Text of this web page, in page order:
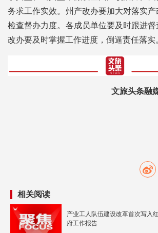
务求工作实效。州产改办要加大对落实
检查督办力度。各成员单位要及时跟进
改办要及时掌握工作进度，倒逼责任落实
文旅头条融
相关阅读
产业工人队伍建设改革首次写入
府工作报告